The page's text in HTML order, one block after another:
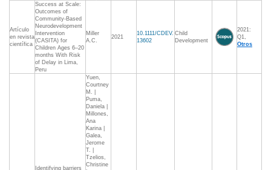
Artículo
en revista
científica
Success at Scale:
Outcomes of
Community-Based
Neurodevelopment
Intervention
(CASITA) for
Children Ages 6–20
months With Risk
of Delay in Lima,
Peru
Miller
A.C.
2021
10.1111/CDEV.
13602
Child
Development
2021:
Q1,
Otros
Identifying barriers
Yuen,
Courtney
M. |
Puma,
Daniela |
Millones,
Ana
Karina |
Galea,
Jerome
T. |
Tzelios,
Christine